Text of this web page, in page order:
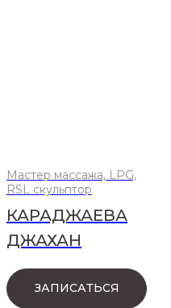
Мастер массажа, LPG,
RSL скульптор
КАРАДЖАЕВА
ДЖАХАН
ЗАПИСАТЬСЯ